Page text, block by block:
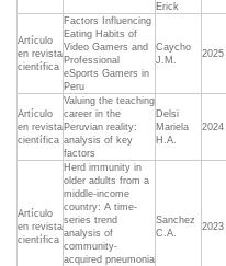
Erick
Artículo
en revista
científica
Factors Influencing
Eating Habits of
Video Gamers and
Professional
eSports Gamers in
Peru
Caycho
J.M.
2025
Artículo
en revista
científica
Valuing the teaching
career in the
Peruvian reality:
analysis of key
factors
Delsi
Mariela
H.A.
2024
Artículo
en revista
científica
Herd immunity in
older adults from a
middle-income
country: A time-
series trend
analysis of
community-
acquired pneumonia
Sanchez
C.A.
2023